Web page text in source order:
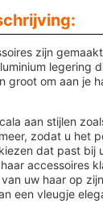
zijn
legering
groot om aan je
aan stijlen
zodat u het
dat past bij
accessoires
uw haar op
een vleugje